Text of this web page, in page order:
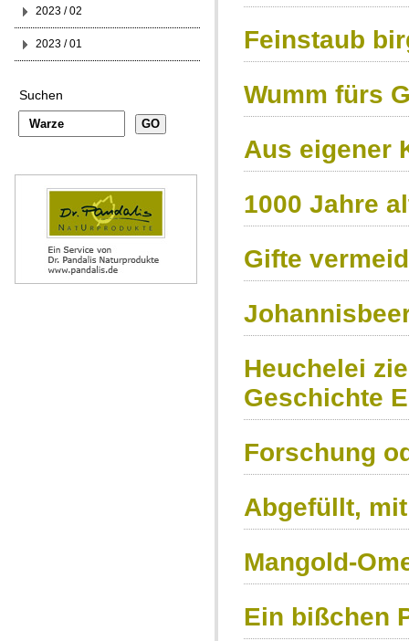
Feinstaub
Wumm fürs
Aus eigener
1000 Jahre
Gifte
Heuchelei
Geschichte
Forschung
Abgefüllt,
Mangold-
Ein bißchen
2023 / 02
2023 / 01
Suchen